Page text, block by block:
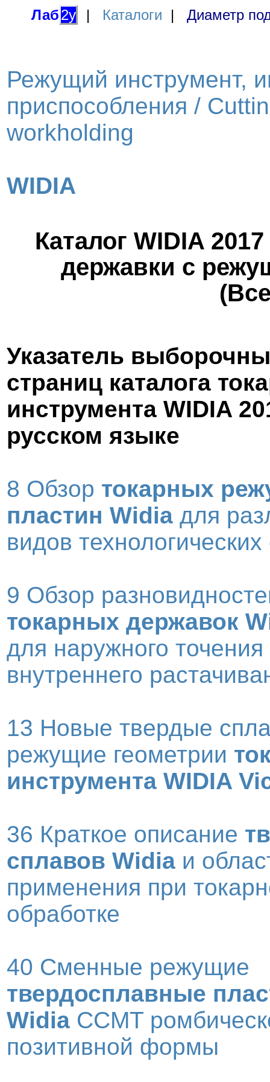
Лаб2у | Каталоги | Диаметр
Режущий инструмент,
приспособления /
workholding
WIDIA
Каталог WIDIA
державки с
Указатель
страниц каталога
инструмента WIDIA
русском языке
8 Обзор токарных
пластин Widia для
видов
9 Обзор
токарных державок
для наружного точения
внутреннего
13 Новые твердые
режущие геометрии
инструмента WIDIA
36 Краткое описание
сплавов Widia и
применения при
обработке
40 Сменные режущие
твердосплавные
Widia CCMT
позитивной формы